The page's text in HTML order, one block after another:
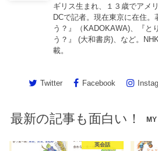
ギリス生まれ、１３歳でアメ
DCで記者。現在東京に在住
う？』（KADOKAWA)、『と
う？』 (大和書房)、など。
載。
Twitter Facebook
最新の記事も面白い！
英会話